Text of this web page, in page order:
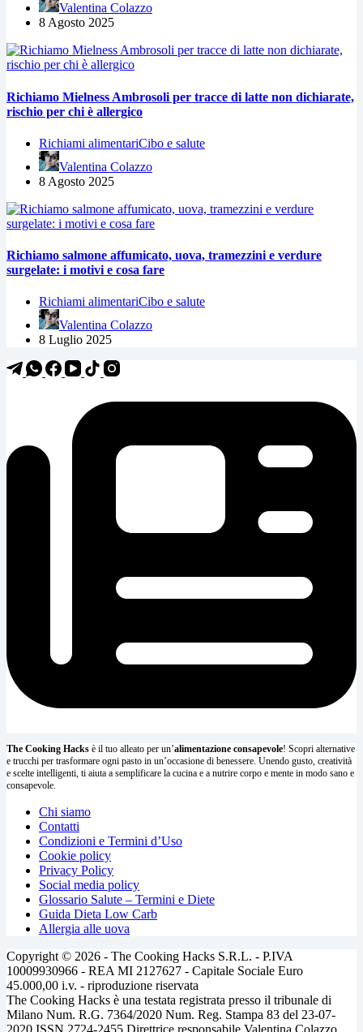
Valentina Colazzo
8 Agosto 2025
Richiamo Mielness Ambrosoli per tracce di latte non dichiarate,
rischio per chi è allergico
Richiami alimentariCibo e salute
Valentina Colazzo
8 Agosto 2025
Richiamo salmone affumicato, uova, tramezzini e verdure
surgelate: i motivi e cosa fare
Richiami alimentariCibo e salute
Valentina Colazzo
8 Luglio 2025
The Cooking Hacks è il tuo alleato per un’alimentazione consapevole! Scopri alternative
e trucchi per trasformare ogni pasto in un’occasione di benessere. Unendo gusto, creatività
e scelte intelligenti, ti aiuta a semplificare la cucina e a nutrire corpo e mente in modo sano e
consapevole.
Chi siamo
Contatti
Condizioni e Termini d’Uso
Cookie policy
Privacy Policy
Social media policy
Glossario Salute – Termini e Diete
Guida Dieta Low Carb
Allergia alle uova
Copyright © 2026 - The Cooking Hacks S.R.L. - P.IVA
10009930966 - REA MI 2127627 - Capitale Sociale Euro
45.000,00 i.v. - riproduzione riservata
The Cooking Hacks è una testata registrata presso il tribunale di
Milano Num. R.G. 7364/2020 Num. Reg. Stampa 83 del 23-07-